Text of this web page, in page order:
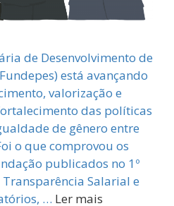
de Desenvolvimento de
está avançando
valorização e
das políticas
de gênero entre
o que comprovou os
publicados no 1º
Salarial e
… Ler mais